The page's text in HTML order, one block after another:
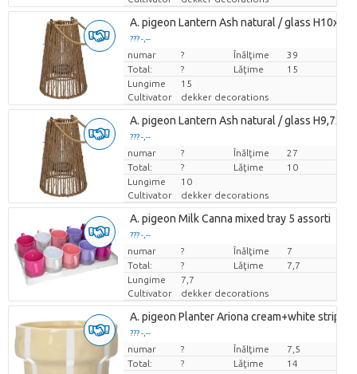
A. pigeon Lantern Ash natural / glass
??? -,--
Pret per bucata
numar ? Înălţime
39
Total:
? Lăţime
15
Lungime
15
Cultivator
dekker decorations
A. pigeon Lantern Ash natural / glass
??? -,--
Pret per bucata
numar ? Înălţime
27
Total:
? Lăţime
10
Lungime
10
Cultivator
dekker decorations
A. pigeon Milk Canna mixed tray 5 assorti
??? -,--
Pret per bucata
numar ? Înălţime
7
Total:
? Lăţime
7,7
Lungime
7,7
Cultivator
dekker decorations
A. pigeon Planter Ariona cream+white stripes
??? -,--
Pret per bucata
numar ? Înălţime
7,5
Total:
? Lăţime
14